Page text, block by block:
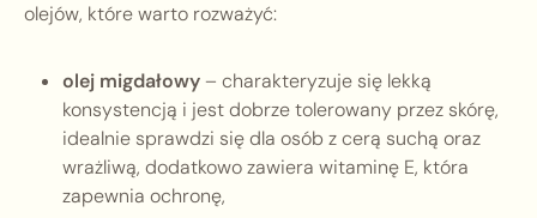
olejów, które warto rozważyć:
olej migdałowy– charakteryzuje się lekką
konsystencją i jest dobrze tolerowany przez skórę,
idealnie sprawdzi się dla osób z cerą suchą oraz
wrażliwą, dodatkowo zawiera witaminę E, która
zapewnia ochronę,